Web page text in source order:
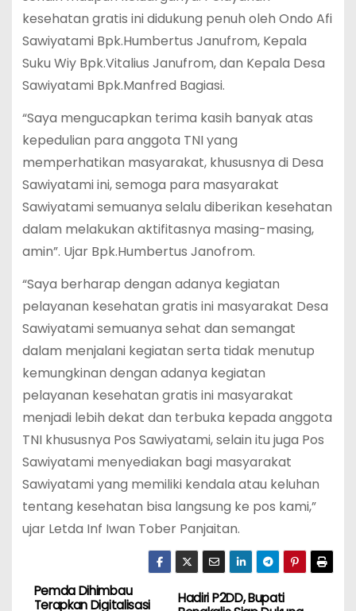
kesehatan gratis ini didukung penuh oleh Ondo Afi
Sawiyatami Bpk.Humbertus Janufrom, Kepala
Suku Wiy Bpk.Vitalius Janufrom, dan Kepala Desa
Sawiyatami Bpk.Manfred Bagiasi.
“Saya mengucapkan terima kasih banyak atas
kepedulian para anggota TNI yang
memperhatikan masyarakat, khususnya di Desa
Sawiyatami ini, semoga para masyarakat
Sawiyatami semuanya selalu diberikan kesehatan
dalam melakukan aktifitasnya masing-masing,
amin”. Ujar Bpk.Humbertus Janofrom.
“Saya berharap dengan adanya kegiatan
pelayanan kesehatan gratis ini masyarakat Desa
Sawiyatami semuanya sehat dan semangat
dalam menjalani kegiatan serta tidak menutup
kemungkinan dengan adanya kegiatan
pelayanan kesehatan gratis ini masyarakat
menjadi lebih dekat dan terbuka kepada anggota
TNI khususnya Pos Sawiyatami, selain itu juga Pos
Sawiyatami menyediakan bagi masyarakat
Sawiyatami yang memiliki kendala atau keluhan
tentang kesehatan bisa langsung ke pos kami,”
ujar Letda Inf Iwan Tober Panjaitan.
P
Hadiri P2DD, Bupati
Pemda Dihimbau
Terapkan Digitalisasi